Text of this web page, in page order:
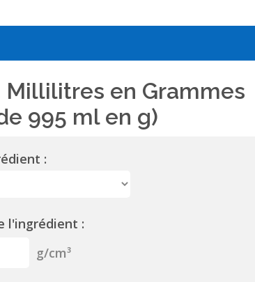
Millilitres en Grammes
995 ml en g)
:
l'ingrédient :
g/cm³